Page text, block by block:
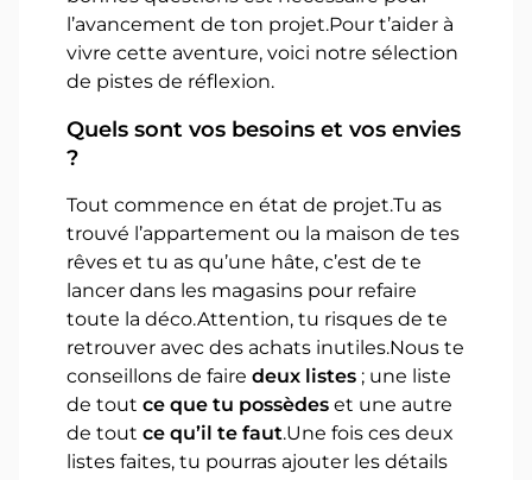
l’avancement de ton projet.Pour t’aider à
vivre cette aventure, voici notre sélection
de pistes de réflexion.
Quels sont vos besoins et vos envies
?
Tout commence en état de projet.Tu as
trouvé l’appartement ou la maison de tes
rêves et tu as qu’une hâte, c’est de te
lancer dans les magasins pour refaire
toute la déco.Attention, tu risques de te
retrouver avec des achats inutiles.Nous te
conseillons de fairedeux listes ; une liste
de toutce que tu possèdes et une autre
de toutce qu’il te faut.Une fois ces deux
listes faites, tu pourras ajouter les détails